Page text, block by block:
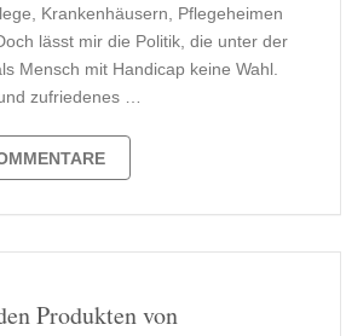
Krankenhäusern, Pflegeheimen
lässt mir die Politik, die unter der
Mensch mit Handicap keine Wahl.
zufriedenes …
Produkten von